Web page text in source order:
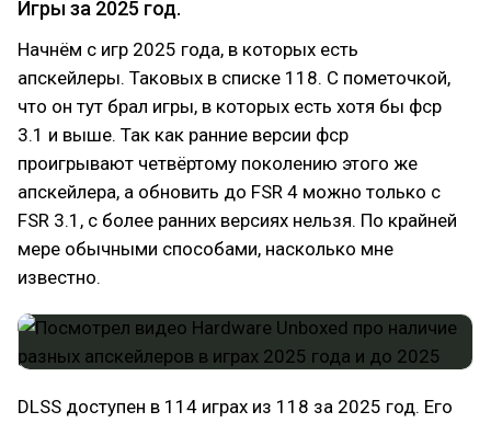
Игры за 2025 год.
Начнём с игр 2025 года, в которых есть
апскейлеры. Таковых в списке 118. С пометочкой,
что он тут брал игры, в которых есть хотя бы фср
3.1 и выше. Так как ранние версии фср
проигрывают четвёртому поколению этого же
апскейлера, а обновить до FSR 4 можно только с
FSR 3.1, с более ранних версиях нельзя. По крайней
мере обычными способами, насколько мне
известно.
DLSS доступен в 114 играх из 118 за 2025 год. Его